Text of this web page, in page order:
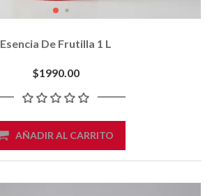
Esencia De Frutilla 1 L
$1990.00
AÑADIR AL CARRITO